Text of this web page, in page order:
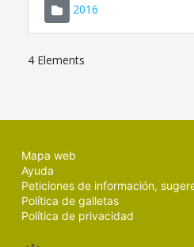
2016
4 Elements
Mapa web
Ayuda
Peticiones de información,
Política de galletas
Política de privacidad